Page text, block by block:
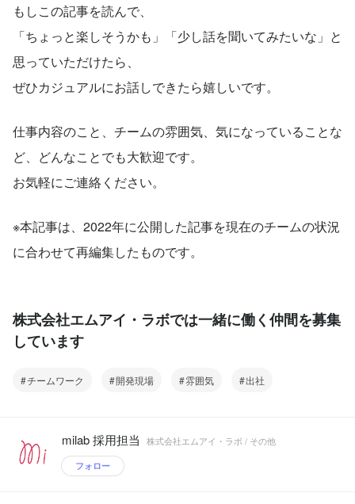
もしこの記事を読んで、
「ちょっと楽しそうかも」「少し話を聞いてみたいな」と
思っていただけたら、
ぜひカジュアルにお話しできたら嬉しいです。
仕事内容のこと、チームの雰囲気、気になっていることな
ど、どんなことでも大歓迎です。
お気軽にご連絡ください。
※本記事は、2022年に公開した記事を現在のチームの状況
に合わせて再編集したものです。
株式会社エムアイ・ラボでは一緒に働く仲間を募集
しています
チームワーク 開発現場 雰囲気 出社
milab 採用担当 株式会社エムアイ・ラボ / その他
フォロー